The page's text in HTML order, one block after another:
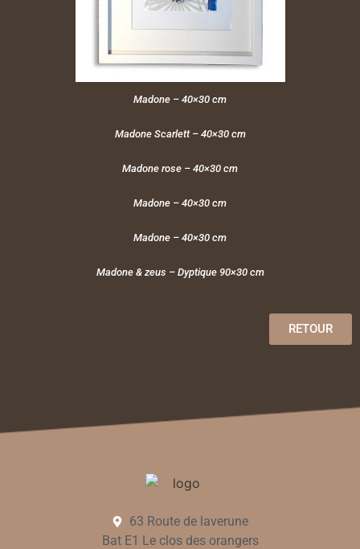
Madone – 40×30 cm
Madone Scarlett – 40×30 cm
Madone rose – 40×30 cm
Madone – 40×30 cm
Madone – 40×30 cm
Madone & zeus – Dyptique 90×30 cm
RETOUR
63 Route de laverune
Bat E1 Le clos des orangers